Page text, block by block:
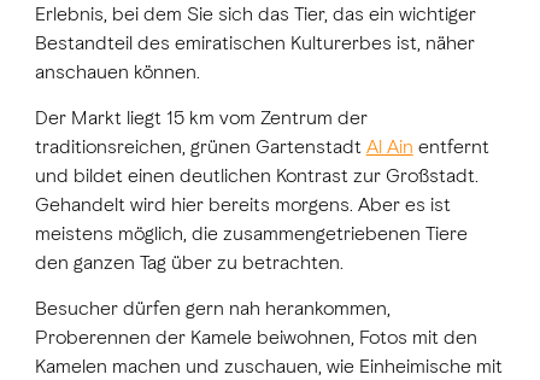
Erlebnis, bei dem Sie sich das Tier, das ein wichtiger
Bestandteil des emiratischen Kulturerbes ist, näher
anschauen können.
Der Markt liegt 15 km vom Zentrum der
traditionsreichen, grünen Gartenstadt Al Ain entfernt
und bildet einen deutlichen Kontrast zur Großstadt.
Gehandelt wird hier bereits morgens. Aber es ist
meistens möglich, die zusammengetriebenen Tiere
den ganzen Tag über zu betrachten.
Besucher dürfen gern nah herankommen,
Proberennen der Kamele beiwohnen, Fotos mit den
Kamelen machen und zuschauen, wie Einheimische mit